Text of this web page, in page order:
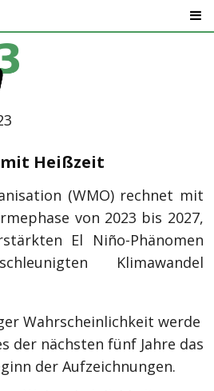
mit Heißzeit
(WMO) rechnet mit
von 2023 bis 2027,
El Niño-Phänomen
Klimawandel
Wahrscheinlichkeit werde
der nächsten fünf Jahre das
der Aufzeichnungen.